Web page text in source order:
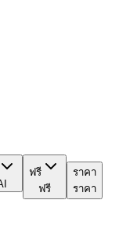
ฟรี
ฟรี
ราคา
ราคา